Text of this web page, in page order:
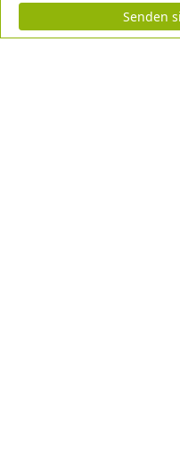
Senden